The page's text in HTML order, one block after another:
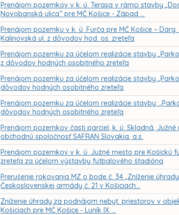
Prenájom pozemkov v k. ú. Terasa v rámci stavby
Novobanská ulica“ pre MČ Košice - Západ ...
Prenájom pozemku v k. ú. Furča pre MČ Košice –
Kalinovská ul. z dôvodov hod. os. zreteľa
Prenájom pozemku za účelom realizácie stavby
z dôvodov hodných osobitného zreteľa
Prenájom pozemku za účelom realizácie stavby
dôvodov hodných osobitného zreteľa
Prenájom pozemku za účelom realizácie stavby:
dôvodov hodných osobitného zreteľa
Prenájom pozemkov časti parciel, k. ú. Skladná,
obchodnú spoločnosť SAFRAN Slovakia, a.s.
Prenájom pozemkov v k. ú. Južné mesto pre
zreteľa za účelom výstavby futbalového štadióna
Prerušenie rokovania MZ o bode č. 34 „Zníženie
Československej armády č. 21 v Košiciach...
Zníženie úhrady za podnájom nebyt. priestorov v
Košiciach pre MČ Košice - Luník IX ...